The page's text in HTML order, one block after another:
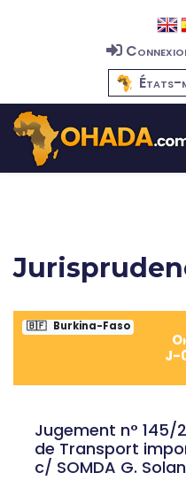
États-
🇧🇫 Burkina-Faso
J-
Jugement n° 145/
de Transport
c/ SOMDA G.